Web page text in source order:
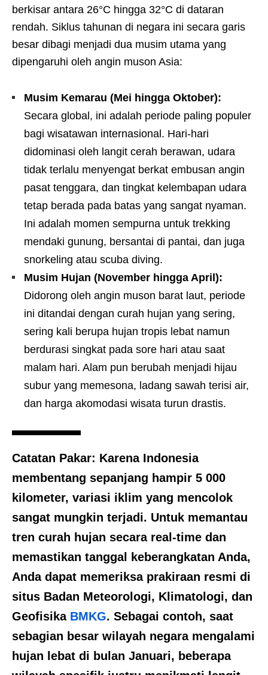
berkisar antara 26°C hingga 32°C di dataran
rendah. Siklus tahunan di negara ini secara garis
besar dibagi menjadi dua musim utama yang
dipengaruhi oleh angin muson Asia:
Musim Kemarau (Mei hingga Oktober):
Secara global, ini adalah periode paling populer
bagi wisatawan internasional. Hari-hari
didominasi oleh langit cerah berawan, udara
tidak terlalu menyengat berkat embusan angin
pasat tenggara, dan tingkat kelembapan udara
tetap berada pada batas yang sangat nyaman.
Ini adalah momen sempurna untuk trekking
mendaki gunung, bersantai di pantai, dan juga
snorkeling atau scuba diving.
Musim Hujan (November hingga April):
Didorong oleh angin muson barat laut, periode
ini ditandai dengan curah hujan yang sering,
sering kali berupa hujan tropis lebat namun
berdurasi singkat pada sore hari atau saat
malam hari. Alam pun berubah menjadi hijau
subur yang memesona, ladang sawah terisi air,
dan harga akomodasi wisata turun drastis.
Catatan Pakar: Karena Indonesia
membentang sepanjang hampir 5 000
kilometer, variasi iklim yang mencolok
sangat mungkin terjadi. Untuk memantau
tren curah hujan secara real-time dan
memastikan tanggal keberangkatan Anda,
Anda dapat memeriksa prakiraan resmi di
situs Badan Meteorologi, Klimatologi, dan
Geofisika BMKG. Sebagai contoh, saat
sebagian besar wilayah negara mengalami
hujan lebat di bulan Januari, beberapa